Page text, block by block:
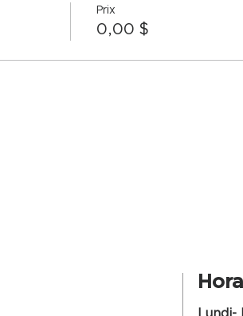
Prix
0,00 $